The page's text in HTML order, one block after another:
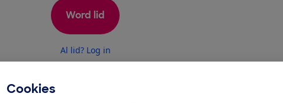
Cookies
Word lid
Al lid? Log in